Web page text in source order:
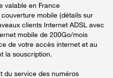
valable en France
mobile (détails sur
clients Internet ADSL avec
mobile de 200Go/mois
de votre accès internet et au
la souscription.
du service des numéros